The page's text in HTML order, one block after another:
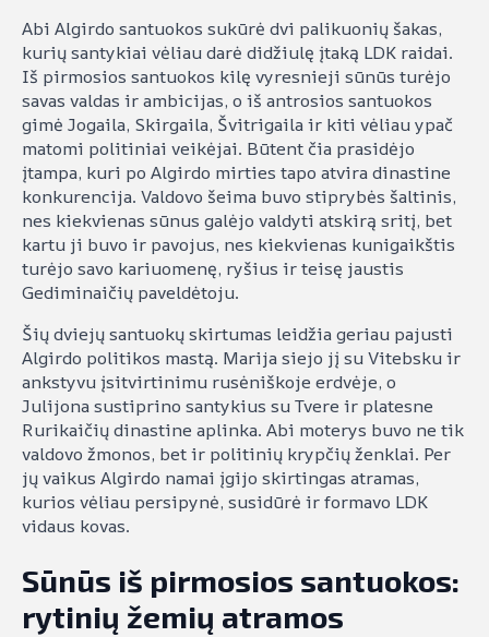
Abi Algirdo santuokos sukūrė dvi palikuonių šakas,
kurių santykiai vėliau darė didžiulę įtaką LDK raidai.
Iš pirmosios santuokos kilę vyresnieji sūnūs turėjo
savas valdas ir ambicijas, o iš antrosios santuokos
gimė Jogaila, Skirgaila, Švitrigaila ir kiti vėliau ypač
matomi politiniai veikėjai. Būtent čia prasidėjo
įtampa, kuri po Algirdo mirties tapo atvira dinastine
konkurencija. Valdovo šeima buvo stiprybės šaltinis,
nes kiekvienas sūnus galėjo valdyti atskirą sritį, bet
kartu ji buvo ir pavojus, nes kiekvienas kunigaikštis
turėjo savo kariuomenę, ryšius ir teisę jaustis
Gediminaičių paveldėtoju.
Šių dviejų santuokų skirtumas leidžia geriau pajusti
Algirdo politikos mastą. Marija siejo jį su Vitebsku ir
ankstyvu įsitvirtinimu rusėniškoje erdvėje, o
Julijona sustiprino santykius su Tvere ir platesne
Rurikaičių dinastine aplinka. Abi moterys buvo ne tik
valdovo žmonos, bet ir politinių krypčių ženklai. Per
jų vaikus Algirdo namai įgijo skirtingas atramas,
kurios vėliau persipynė, susidūrė ir formavo LDK
vidaus kovas.
Sūnūs iš pirmosios santuokos:
rytinių žemių atramos